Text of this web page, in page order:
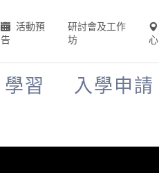
活動預
告
研討會及工作
坊
心
學習 入學申請